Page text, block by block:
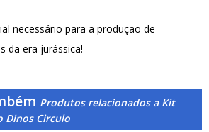
necessário para a produção de
da era jurássica!
Produtos relacionados a Kit
Dinos Circulo